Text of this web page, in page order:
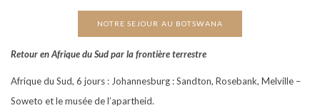
NOTRE SEJOUR AU BOTSWANA
Retour en Afrique du Sud par la frontière terrestre
Afrique du Sud, 6 jours : Johannesburg : Sandton, Rosebank, Melville –
Soweto et le musée de l’apartheid.